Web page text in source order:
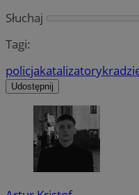
Słuchaj
Tagi:
policjakatalizatory
Udostępnij